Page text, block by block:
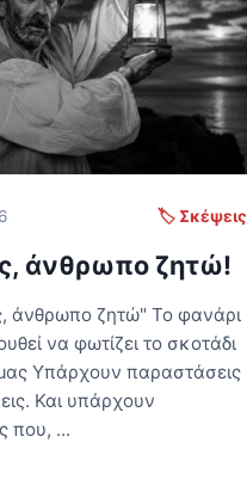
🏷️ Σκέψεις
άνθρωπο ζητώ!
άνθρωπο ζητώ" Το φανάρι
να φωτίζει το σκοτάδι
Υπάρχουν παραστάσεις
Και υπάρχουν
που, ...